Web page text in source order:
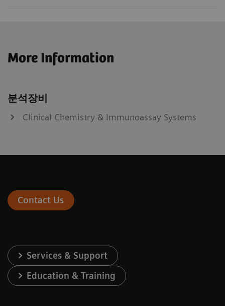
More Information
분석장비
Clinical Chemistry & Immunoassay Systems
Contact Us
Services & Support
Education & Training